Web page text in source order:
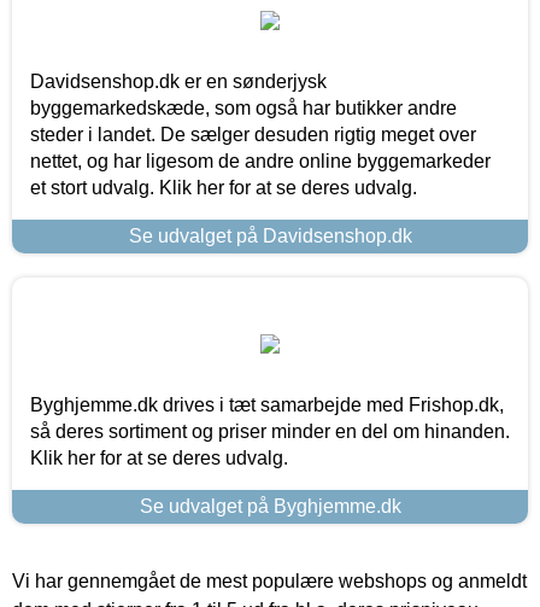
Davidsenshop.dk er en sønderjysk
byggemarkedskæde, som også har butikker andre
steder i landet. De sælger desuden rigtig meget over
nettet, og har ligesom de andre online byggemarkeder
et stort udvalg. Klik her for at se deres udvalg.
Se udvalget på Davidsenshop.dk
Byghjemme.dk drives i tæt samarbejde med Frishop.dk,
så deres sortiment og priser minder en del om hinanden.
Klik her for at se deres udvalg.
Se udvalget på Byghjemme.dk
Vi har gennemgået de mest populære webshops og anmeldt